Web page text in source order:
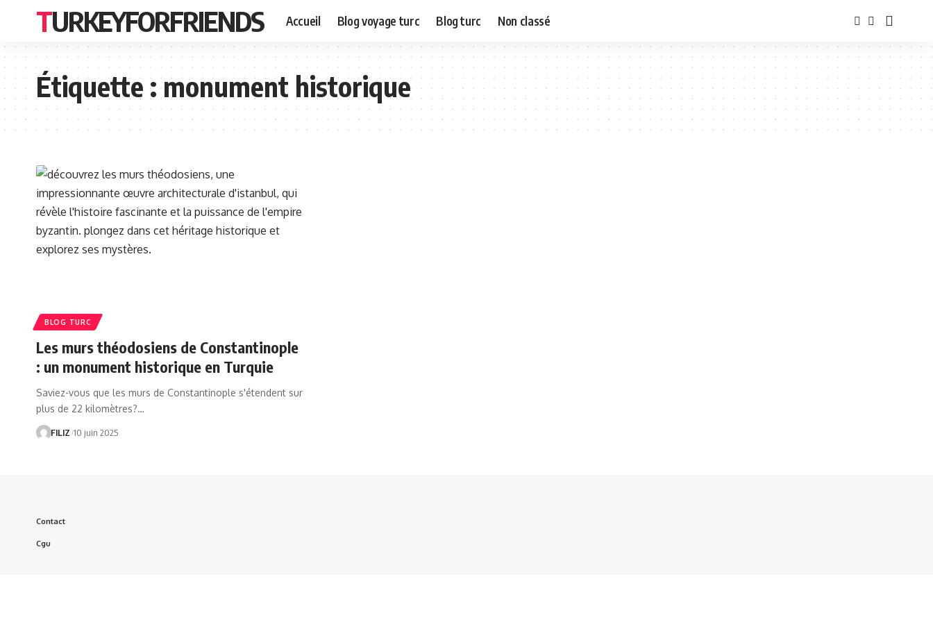
TURKEYFORFRIENDS Accueil Blog voyage turc Blog turc Non classé
Étiquette :monument historique
BLOG TURC
Les murs théodosiens de Constantinople
: un monument historique en Turquie
Saviez-vous que les murs de Constantinople s'étendent sur
plus de 22 kilomètres?…
FILIZ 10 juin 2025
Contact
Cgu